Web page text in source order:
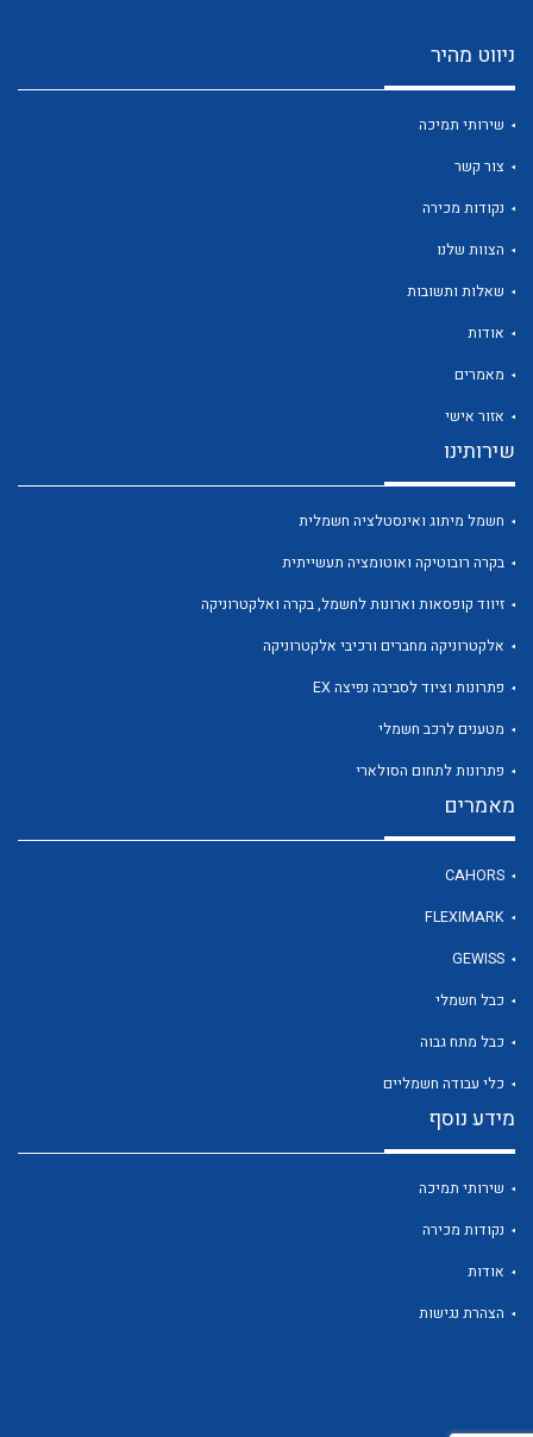
לכל מוצרי היצרן
לכל מוצרי היצרן
לכל מוצרי היצרן
ניווט מהיר
שירותי תמיכה
צור קשר
נקודות מכירה
הצוות שלנו
שאלות ותשובות
אודות
מאמרים
אזור אישי
שירותינו
חשמל מיתוג ואינסטלציה חשמלית
בקרה רובוטיקה ואוטומציה תעשייתית
זיווד קופסאות וארונות לחשמל, בקרה ואלקטרוניקה
אלקטרוניקה מחברים ורכיבי אלקטרוניקה
פתרונות וציוד לסביבה נפיצה EX
מטענים לרכב חשמלי
פתרונות לתחום הסולארי
מאמרים
CAHORS
FLEXIMARK
GEWISS
כבל חשמלי
כבל מתח גבוה
כלי עבודה חשמליים
מידע נוסף
שירותי תמיכה
נקודות מכירה
אודות
הצהרת נגישות